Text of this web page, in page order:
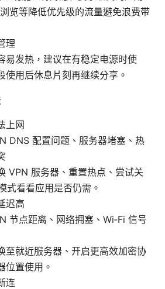
览等降低优先级的流量避免浪费带
理
易发热，建议在有稳定电源时使
使用后休息片刻再继续分享。
上网
DNS 配置问题、服务器堵塞、热
VPN 服务器、重置热点、尝试关
式看看应用是否仍需。
迟高
节点距离、网络拥塞、Wi‑Fi 信号
至就近服务器、开启更高效加密协
位置使用。
连